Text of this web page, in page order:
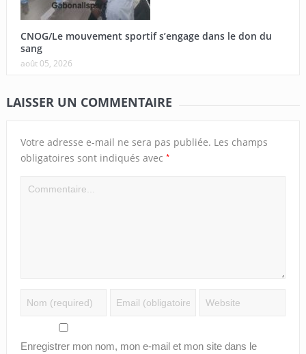
CNOG/Le mouvement sportif s’engage dans le don du
sang
août 05, 2026
LAISSER UN COMMENTAIRE
Votre adresse e-mail ne sera pas publiée. Les champs
obligatoires sont indiqués avec *
Enregistrer mon nom, mon e-mail et mon site dans le